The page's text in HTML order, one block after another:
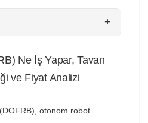
+
Ne İş Yapar, Tavan
ve Fiyat Analizi
otonom robot